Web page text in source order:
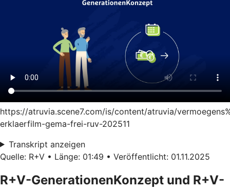
https://atruvia.scene7.com/is/content/atruvia/
erklaerfilm-gema-frei-ruv-202511
Transkript anzeigen
Quelle: R+V • Länge: 01:49 • Veröffentlicht: 01.11.2025
R+V-GenerationenKonzept und R+V-